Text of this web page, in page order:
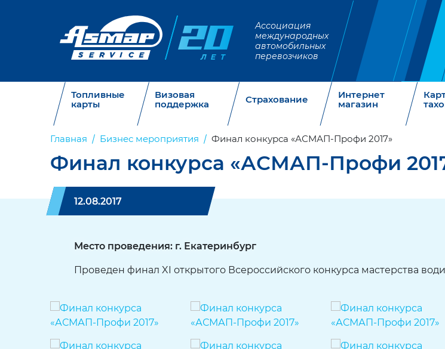
Ассоциация
международных
автомобильных
перевозчиков
Топливные
карты
Визовая
поддержка
Страхование
Интернет
магазин
Главная Бизнес мероприятия Финал конкурса «АСМАП-Профи 2017»
Финал конкурса «АСМАП-Профи
12.08.2017
Место проведения: г. Екатеринбург
Проведен финал XI открытого Всероссийского конкурса мастерства